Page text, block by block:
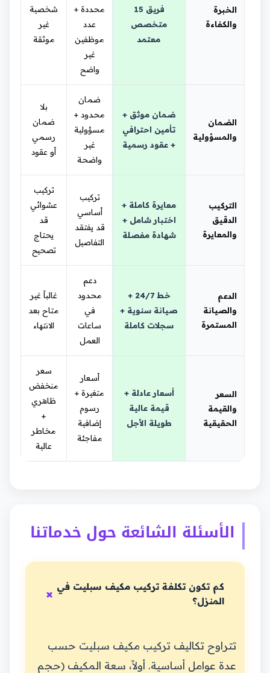
الخبرة
والكفاءة
فريق 15
متخصص
معتمد
محددة +
عدد
موظفين
غير
واضح
شخصية
غير
موثقة
الضمان
والمسؤولية
ضمان موثق +
تأمين احترافي
+ عقود رسمية
ضمان
محدود +
مسؤولية
غير
واضحة
بلا
ضمان
رسمي
أو عقود
التركيب
الدقيق
والمعايرة
معايرة كاملة +
اختبار شامل +
شهادة مفصلة
تركيب
أساسي
قد يفتقد
التفاصيل
تركيب
عشوائي
قد
يحتاج
تصحيح
الدعم
والصيانة
المستمرة
خط 24/7 +
صيانة سنوية +
سجلات كاملة
دعم
محدود
في
ساعات
العمل
غالباً غير
متاح بعد
الانتهاء
السعر
والقيمة
الحقيقية
أسعار عادلة +
قيمة عالية
طويلة الأجل
أسعار
متغيرة +
رسوم
إضافية
مفاجئة
سعر
منخفض
ظاهري
+
مخاطر
عالية
الأسئلة الشائعة حول خدماتنا
كم تكون تكلفة تركيب مكيف سبليت في
المنزل؟
تتراوح تكاليف تركيب مكيف سبليت حسب
عدة عوامل أساسية. أولاً، سعة المكيف (حجم